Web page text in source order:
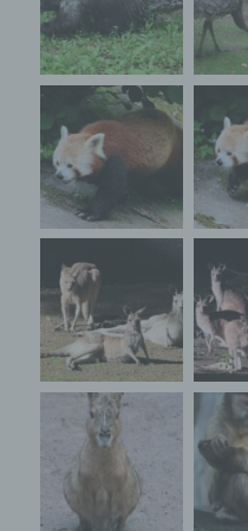
Erfassung von
Informationen
Die Internetseite
Internetseite durch
automatisiertes
allgemeinen Daten
allgemeinen Daten
den Logfiles des
werden können die (1)
und Versionen, (2)
verwendete
von welcher ein
Internetseite gelangt
Unterwebseiten,
System auf unserer
werden, (5) das
Zugriffs auf die
Protokoll-Adresse (IP-
Service-Provider des
(8) sonstige ähnliche
der Gefahrenabwehr
unsere
dienen.